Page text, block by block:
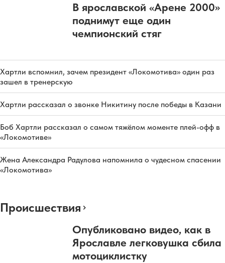
В ярославской «Арене 2000»
поднимут еще один
чемпионский стяг
Хартли вспомнил, зачем президент «Локомотива» один раз
зашел в тренерскую
Хартли рассказал о звонке Никитину после победы в Казани
Боб Хартли рассказал о самом тяжёлом моменте плей-офф в
«Локомотиве»
Жена Александра Радулова напомнила о чудесном спасении
«Локомотива»
Происшествия
Опубликовано видео, как в
Ярославле легковушка сбила
мотоциклистку